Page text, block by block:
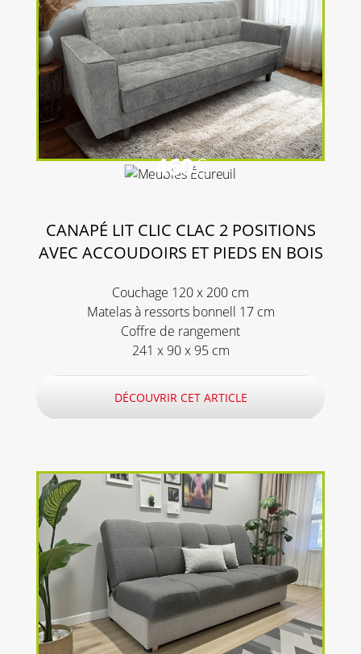
460€
CANAPÉ LIT CLIC CLAC 2 POSITIONS
AVEC ACCOUDOIRS ET PIEDS EN BOIS
Couchage 120 x 200 cm
Matelas à ressorts bonnell 17 cm
Coffre de rangement
241 x 90 x 95 cm
DÉCOUVRIR CET ARTICLE